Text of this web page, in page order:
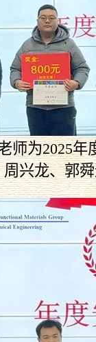
师为2025年
兴龙、郭